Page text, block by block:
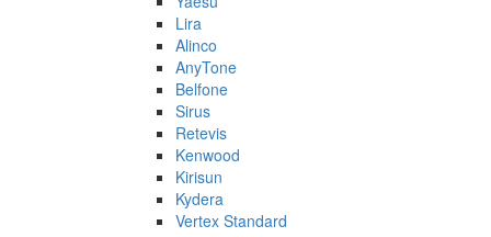
Lira
Alinco
AnyTone
Belfone
Sirus
Retevis
Kenwood
Kirisun
Kydera
Vertex Standard